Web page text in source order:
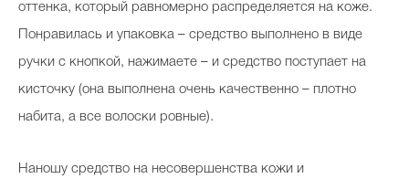
оттенка, который равномерно распределяется на коже.
Понравилась и упаковка – средство выполнено в виде
ручки с кнопкой, нажимаете – и средство поступает на
кисточку (она выполнена очень качественно – плотно
набита, а все волоски ровные).
Наношу средство на несовершенства кожи и